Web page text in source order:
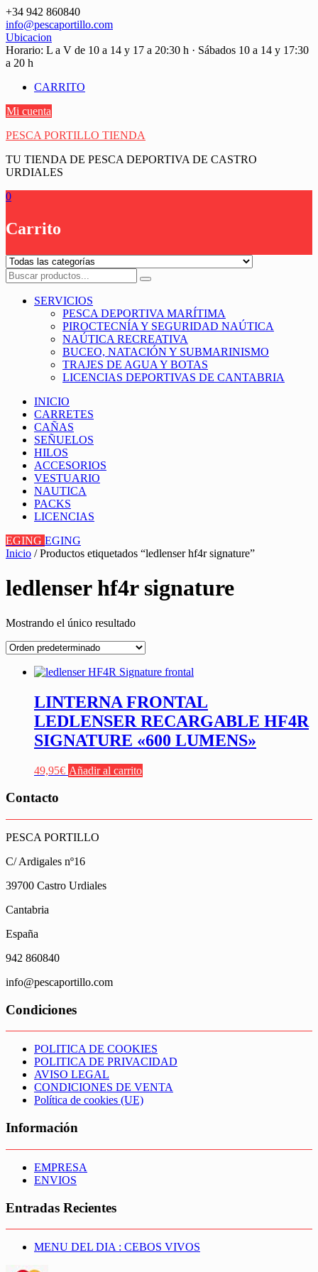
Saltar
contenido
+34 942 860840
info@pescaportillo.com
Ubicacion
Horario: L a V de 10 a 14 y 17 a 20:30 h · Sábados 10 a 14 y 17:30
a 20 h
CARRITO
Mi cuenta
PESCA PORTILLO TIENDA
TU TIENDA DE PESCA DEPORTIVA DE CASTRO
URDIALES
0
Carrito
SERVICIOS
PESCA DEPORTIVA MARÍTIMA
PIROCTECNÍA Y SEGURIDAD NAÚTICA
NAÚTICA RECREATIVA
BUCEO, NATACIÓN Y SUBMARINISMO
TRAJES DE AGUA Y BOTAS
LICENCIAS DEPORTIVAS DE CANTABRIA
INICIO
CARRETES
CAÑAS
SEÑUELOS
HILOS
ACCESORIOS
VESTUARIO
NAUTICA
PACKS
LICENCIAS
EGING EGING
Inicio / Productos etiquetados “ledlenser hf4r signature”
ledlenser hf4r signature
Mostrando el único resultado
LINTERNA FRONTAL
LEDLENSER RECARGABLE HF4R
SIGNATURE «600 LUMENS»
49,95€ Añadir al carrito
Contacto
PESCA PORTILLO
C/ Ardigales nº16
39700 Castro Urdiales
Cantabria
España
942 860840
info@pescaportillo.com
Condiciones
POLITICA DE COOKIES
POLITICA DE PRIVACIDAD
AVISO LEGAL
CONDICIONES DE VENTA
Política de cookies (UE)
Información
EMPRESA
ENVIOS
Entradas Recientes
MENU DEL DIA : CEBOS VIVOS